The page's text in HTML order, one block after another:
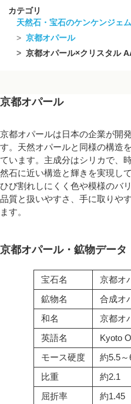
カテゴリ
天然石・宝石のケンケンジェ
京都オパール
京都オパール×クリスタル AAA
京都オパール
京都オパールは日本の企業が開
す。天然オパールと同様の構造
ています。主成分はシリカで、
然石に近い構造と輝きを実現し
ひび割れしにくく色や模様のバ
品質と扱いやすさ、手に取りや
ます。
京都オパール・鉱物データ
宝石名
京都オ
鉱物名
合成オ
和名
京都オ
英語名
Kyoto
モース硬度
約5.5～
比重
約2.1
屈折率
約1.45